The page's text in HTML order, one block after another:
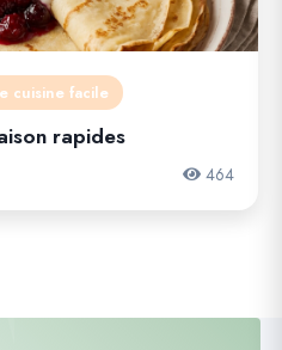
cuisine facile
rapides
464